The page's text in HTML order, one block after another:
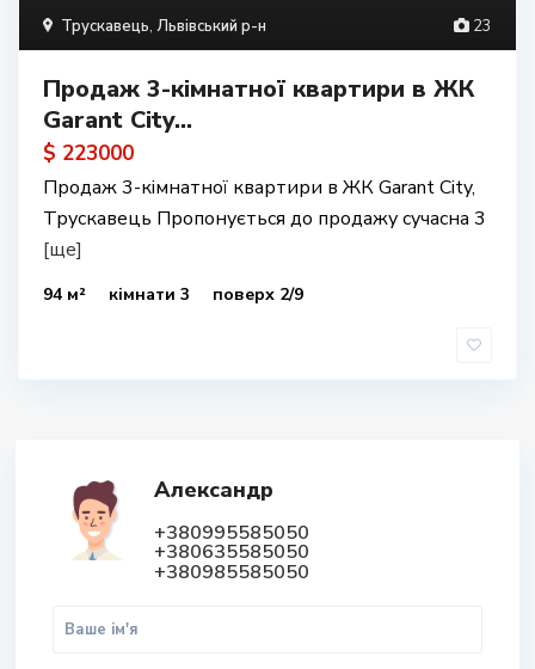
23
Трускавець, Львівський р-н
Продаж 3-кімнатної квартири в ЖК
Garant City...
$ 223000
Продаж 3-кімнатної квартири в ЖК Garant City,
Трускавець Пропонується до продажу сучасна 3
[ще]
94 м² кімнати 3 поверх 2/9
Александр
+380995585050
+380635585050
+380985585050